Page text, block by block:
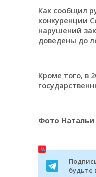
Как сообщил
конкуренции
нарушений
доведены до
Кроме того, в
Фото
будьте